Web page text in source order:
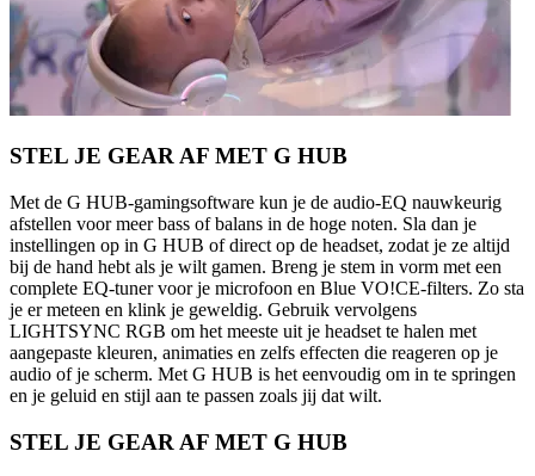
STEL JE GEAR AF MET G HUB
Met de G HUB-gamingsoftware kun je de audio-EQ nauwkeurig
afstellen voor meer bass of balans in de hoge noten. Sla dan je
instellingen op in G HUB of direct op de headset, zodat je ze altijd
bij de hand hebt als je wilt gamen. Breng je stem in vorm met een
complete EQ-tuner voor je microfoon en Blue VO!CE-filters. Zo sta
je er meteen en klink je geweldig. Gebruik vervolgens
LIGHTSYNC RGB om het meeste uit je headset te halen met
aangepaste kleuren, animaties en zelfs effecten die reageren op je
audio of je scherm. Met G HUB is het eenvoudig om in te springen
en je geluid en stijl aan te passen zoals jij dat wilt.
STEL JE GEAR AF MET G HUB